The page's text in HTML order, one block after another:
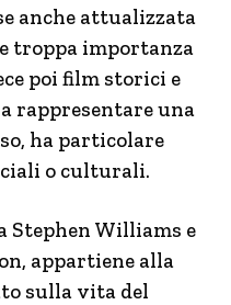
anche attualizzata
troppa importanza
poi film storici e
rappresentare una
ha particolare
o culturali.
Stephen Williams e
appartiene alla
sulla vita del